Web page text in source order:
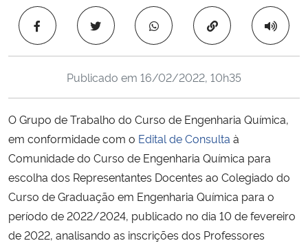
Ministério da Cidadania
Ministério da Saúde
Ministério de Minas e Energia
Ministério da Ciência, Tecnologia, Inovações e Comunicações
Ministério do Meio Ambiente
Ministério do Turismo
Ministério do Desenvolvimento Regional
Copiar para área
Publicado em 16/02/2022, 10h35
O Grupo de Trabalho do Curso de Engenharia Química,
em conformidade com o Edital de Consulta à
Comunidade do Curso de Engenharia Química para
escolha dos Representantes Docentes ao Colegiado do
Curso de Graduação em Engenharia Química para o
período de 2022/2024, publicado no dia 10 de fevereiro
de 2022, analisando as inscrições dos Professores